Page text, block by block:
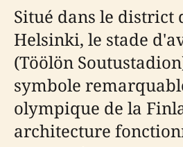
Situé dans le district
Helsinki, le stade
(Töölön
symbole
olympique de la
architecture